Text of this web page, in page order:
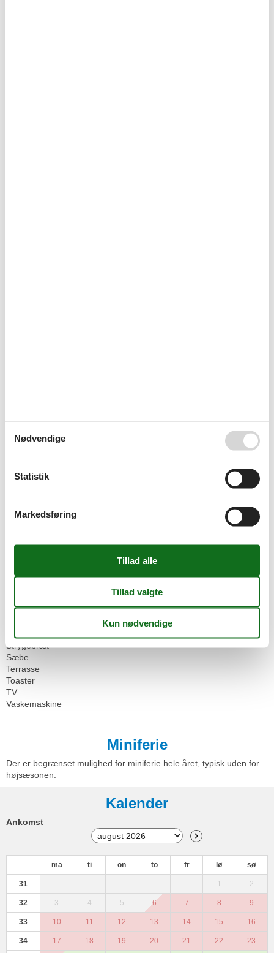
Dyr ikke tilladt
Handicapvenlig
Internet - WiFi
Opvarmet
Røgalarm
Strygebræt
Sæbe
Terrasse
Toaster
TV
Vaskemaskine
Miniferie
Der er begrænset mulighed for miniferie hele året, typisk uden for
højsæsonen.
Kalender
Ankomst
ma ti on to fr lø sø
31 1 2
32 3 4 5 6 7 8 9
33 10 11 12 13 14 15 16
34 17 18 19 20 21 22 23
Nødvendige
Statistik
Markedsføring